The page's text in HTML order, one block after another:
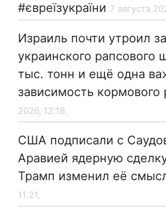
#євреїзукраїни 7 августа
Израиль почти утроил
украинского рапсового
тыс. тонн и ещё одна
зависимость кормового
2026, 12:18,
США подписали с
Аравией ядерную
Трамп изменил её
11:21,